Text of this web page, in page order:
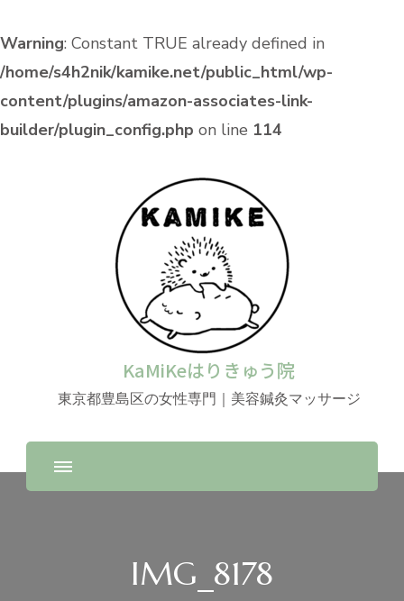
Warning: Constant TRUE already defined in
/home/s4h2nik/kamike.net/public_html/wp-
content/plugins/amazon-associates-link-
builder/plugin_config.php on line 114
KaMiKeはりきゅう院
東京都豊島区の女性専門｜美容鍼灸マッサージ
IMG_8178